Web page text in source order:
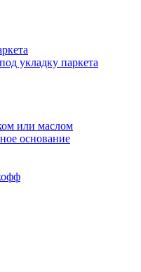
укладку паркета
или маслом
основание